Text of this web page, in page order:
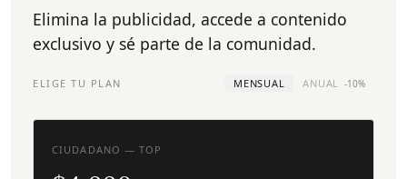
Elimina la publicidad, accede a contenido
exclusivo y sé parte de la comunidad.
ELIGE TU PLAN MENSUAL ANUAL -10%
CIUDADANO — TOP